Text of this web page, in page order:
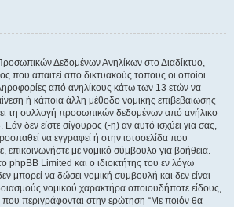
Δεδομένων Ανηλίκων στο Διαδίκτυο,
που απαιτεί από δικτυακούς τόπους οι οποίοι
από ανηλίκους κάτω των 13 ετών να
ή κάποια άλλη μέθοδο νομικής επιβεβαίωσης
τη συλλογή προσωπικών δεδομένων από ανήλικο
Εάν δεν είστε σίγουρος (-η) αν αυτό ισχύει για σας,
να εγγραφεί ή στην ιστοσελίδα που
επικοινωνήστε με νομικό σύμβουλο για βοήθεια.
phpBB Limited και ο ιδιοκτήτης του εν λόγω
μπορεί να δώσει νομική συμβουλή και δεν είναι
νομικού χαρακτήρα οποιουδήποτε είδους,
που περιγράφονται στην ερώτηση “Με ποιόν θα